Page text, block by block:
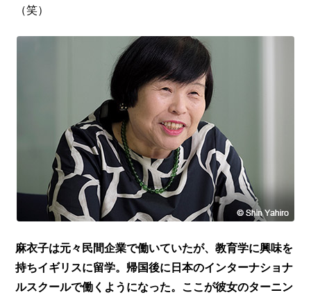
（笑）
麻衣子は元々民間企業で働いていたが、教育学に興味を
持ちイギリスに留学。帰国後に日本のインターナショナ
ルスクールで働くようになった。ここが彼女のターニン